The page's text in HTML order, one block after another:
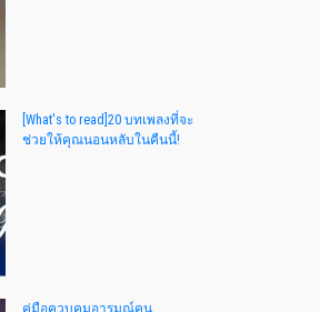
[What's to read]20 บทเพลงที่จะ
ช่วยให้คุณนอนหลับในคืนนี้!